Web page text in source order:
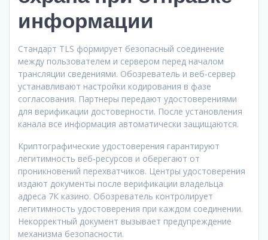
информации
Стандарт TLS формирует безопасный соединение
между пользователем и сервером перед началом
трансляции сведениями. Обозреватель и веб-сервер
устанавливают настройки кодирования в фазе
согласования. Партнеры передают удостоверениями
для верификации достоверности. После установления
канала все информация автоматически защищаются.
Криптографические удостоверения гарантируют
легитимность веб-ресурсов и оберегают от
проникновений перехватчиков. Центры удостоверения
издают документы после верификации владельца
адреса 7К казино. Обозреватель контролирует
легитимность удостоверения при каждом соединении.
Некорректный документ вызывает предупреждение
механизма безопасности.